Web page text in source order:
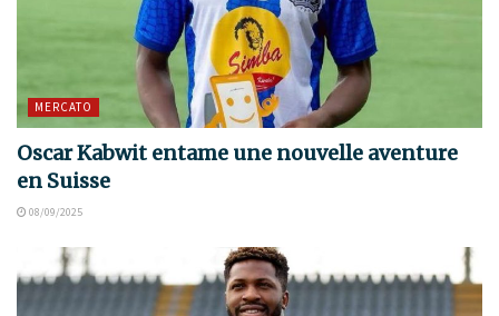
MERCATO
Oscar Kabwit entame une nouvelle aventure
en Suisse
08/09/2025